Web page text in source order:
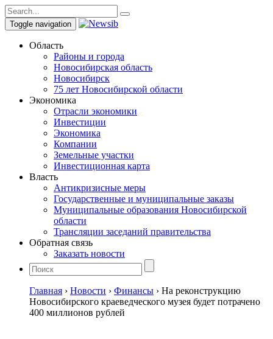
Toggle navigation
Область
Районы и города
Новосибирская область
Новосибирск
75 лет Новосибирской области
Экономика
Отрасли экономики
Инвестиции
Экономика
Компании
Земельные участки
Инвестиционная карта
Власть
Антикризисные меры
Государственные и муниципальные заказы
Муниципальные образования Новосибирской
области
Трансляции заседаний правительства
Обратная связь
Заказать новости
Главная › Новости › Финансы › На реконструкцию
Новосибирского краеведческого музея будет потрачено
400 миллионов рублей